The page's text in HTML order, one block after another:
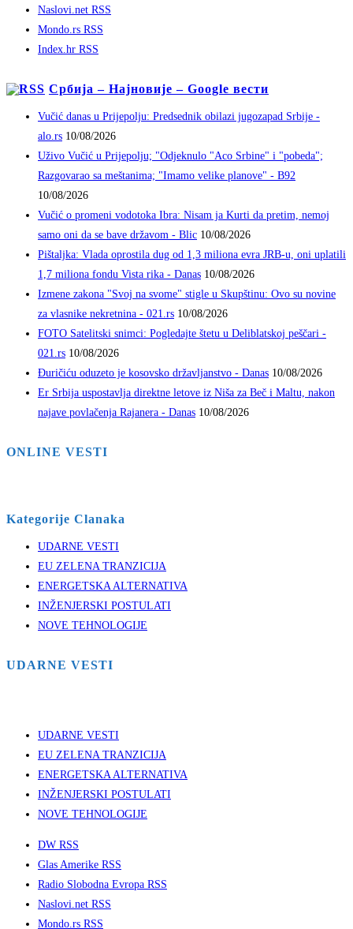
Naslovi.net RSS
Mondo.rs RSS
Index.hr RSS
Србија – Најновије – Google вести
Vučić danas u Prijepolju: Predsednik obilazi jugozapad Srbije -
alo.rs 10/08/2026
Uživo Vučić u Prijepolju; "Odjeknulo "Aco Srbine" i "pobeda";
Razgovarao sa meštanima; "Imamo velike planove" - B92
10/08/2026
Vučić o promeni vodotoka Ibra: Nisam ja Kurti da pretim, nemoj
samo oni da se bave državom - Blic 10/08/2026
Pištaljka: Vlada oprostila dug od 1,3 miliona evra JRB-u, oni uplatili
1,7 miliona fondu Vista rika - Danas 10/08/2026
Izmene zakona "Svoj na svome" stigle u Skupštinu: Ovo su novine
za vlasnike nekretnina - 021.rs 10/08/2026
FOTO Satelitski snimci: Pogledajte štetu u Deliblatskoj peščari -
021.rs 10/08/2026
Đuričiću oduzeto je kosovsko državljanstvo - Danas 10/08/2026
Er Srbija uspostavlja direktne letove iz Niša za Beč i Maltu, nakon
najave povlačenja Rajanera - Danas 10/08/2026
ONLINE VESTI
Kategorije Clanaka
UDARNE VESTI
EU ZELENA TRANZICIJA
ENERGETSKA ALTERNATIVA
INŽENJERSKI POSTULATI
NOVE TEHNOLOGIJE
UDARNE VESTI
UDARNE VESTI
EU ZELENA TRANZICIJA
ENERGETSKA ALTERNATIVA
INŽENJERSKI POSTULATI
NOVE TEHNOLOGIJE
DW RSS
Glas Amerike RSS
Radio Slobodna Evropa RSS
Naslovi.net RSS
Mondo.rs RSS